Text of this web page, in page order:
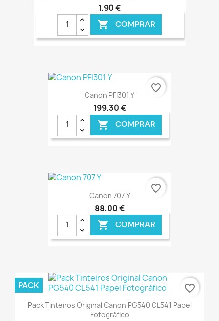
1,90 €
 COMPRAR
€ ONLINE
Canon PFI301 Y
199,30 €
 COMPRAR
€ ONLINE
favorite_border
Canon 707 Y
88,00 €
 COMPRAR
€ ONLINE
favorite_border
Pack Tinteiros Original Canon PG540 CL541 Papel
Fotográfico
PACK favorite_border